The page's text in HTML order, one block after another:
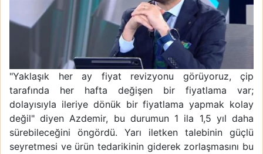
"Yaklaşık her ay fiyat revizyonu görüyoruz, çip
tarafında her hafta değişen bir fiyatlama var;
dolayısıyla ileriye dönük bir fiyatlama yapmak kolay
değil" diyen Azdemir, bu durumun 1 ila 1,5 yıl daha
sürebileceğini öngördü. Yarı iletken talebinin güçlü
seyretmesi ve ürün tedarikinin giderek zorlaşmasını bu